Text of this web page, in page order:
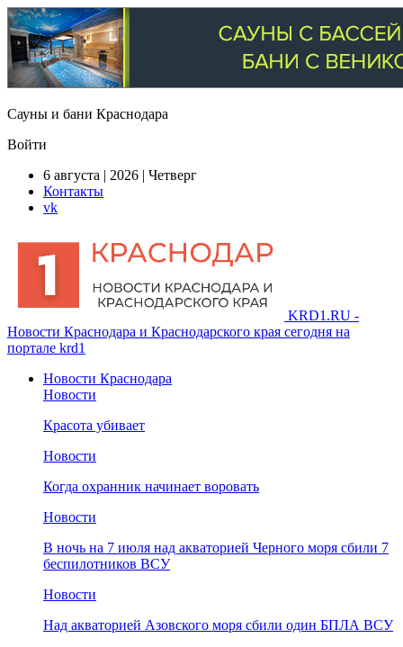
Сауны и бани Краснодара
Войти
6 августа | 2026 | Четверг
Контакты
vk
KRD1.RU -
Новости Краснодара и Краснодарского края сегодня на
портале krd1
Новости Краснодара
Новости
Красота убивает
Новости
Когда охранник начинает воровать
Новости
В ночь на 7 июля над акваторией Черного моря сбили 7
беспилотников ВСУ
Новости
Над акваторией Азовского моря сбили один БПЛА ВСУ